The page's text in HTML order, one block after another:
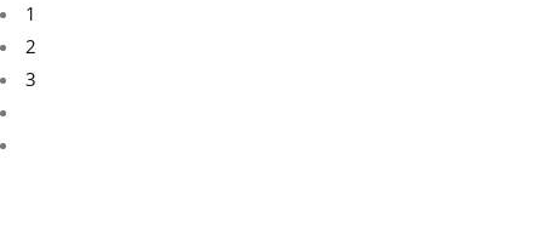
1
2
3